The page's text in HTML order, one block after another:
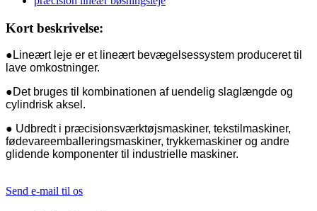
Kort beskrivelse:
●Lineært leje er et lineært bevægelsessystem produceret til
lave omkostninger.
●Det bruges til kombinationen af ​​uendelig slaglængde og
cylindrisk aksel.
● Udbredt i præcisionsværktøjsmaskiner, tekstilmaskiner,
fødevareemballeringsmaskiner, trykkemaskiner og andre
glidende komponenter til industrielle maskiner.
Send e-mail til os